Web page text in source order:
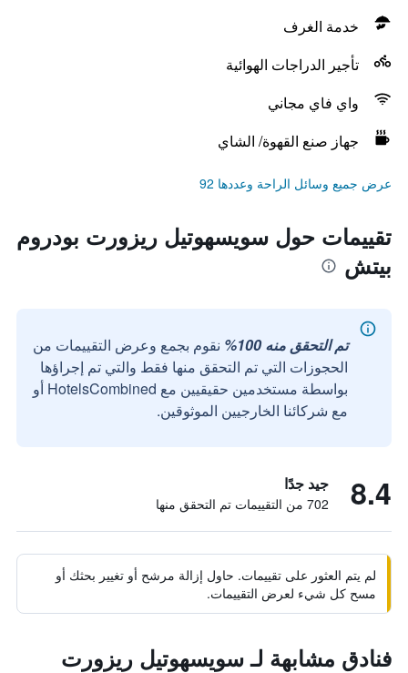
خدمة الغرف
تأجير الدراجات الهوائية
واي فاي مجاني
جهاز صنع القهوة/ الشاي
عرض جميع وسائل الراحة وعددها 92
تقييمات حول سويسهوتيل ريزورت بودروم
بيتش
تم التحقق منه 100%
نقوم بجمع وعرض التقييمات من
الحجوزات التي تم التحقق منها فقط والتي تم إجراؤها
بواسطة مستخدمين حقيقيين مع HotelsCombined أو
مع شركائنا الخارجيين الموثوقين.
8.4 جيد جدًا
702 من التقييمات تم التحقق منها
لم يتم العثور على تقييمات. حاول إزالة مرشح أو تغيير بحثك أو
مسح كل شيء لعرض التقييمات.
فنادق مشابهة لـ سويسهوتيل ريزورت